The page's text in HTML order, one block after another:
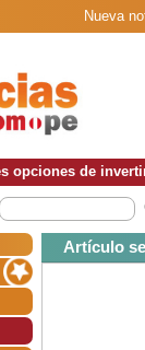
Nueva
opciones de
Artículo